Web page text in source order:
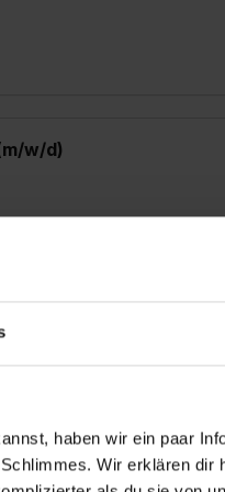
haben wir ein paar
Wir erklären dir
w/d)